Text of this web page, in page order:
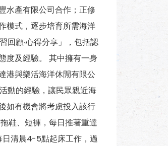
水產有限公司合作；正修
模式，逐步培育所需海洋
回顧‧心得分享」，包括認
度及經驗。 其中擁有一身
港與樂活海洋休閒有限公
動的經驗，讓民眾親近海
如有機會將考慮投入該行
鞋、短褲，每日推著重達
日清晨4-5點起床工作，過